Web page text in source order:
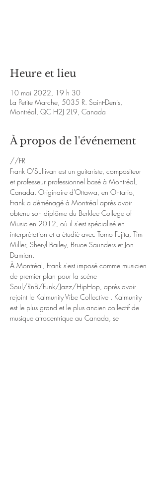
Heure et lieu
10 mai 2022, 19 h 30
La Petite Marche, 5035 R. Saint-Denis,
Montréal, QC H2J 2L9, Canada
À propos de l'événement
//FR
Frank O'Sullivan est un guitariste, compositeur
et professeur professionnel basé à Montréal,
Canada. Originaire d'Ottawa, en Ontario,
Frank a déménagé à Montréal après avoir
obtenu son diplôme du Berklee College of
Music en 2012, où il s'est spécialisé en
interprétation et a étudié avec Tomo Fujita, Tim
Miller, Sheryl Bailey, Bruce Saunders et Jon
Damian.
À Montréal, Frank s'est imposé comme musicien
de premier plan pour la scène
Soul/RnB/Funk/Jazz/HipHop, après avoir
rejoint le Kalmunity Vibe Collective . Kalmunity
est le plus grand et le plus ancien collectif de
musique afrocentrique au Canada, se